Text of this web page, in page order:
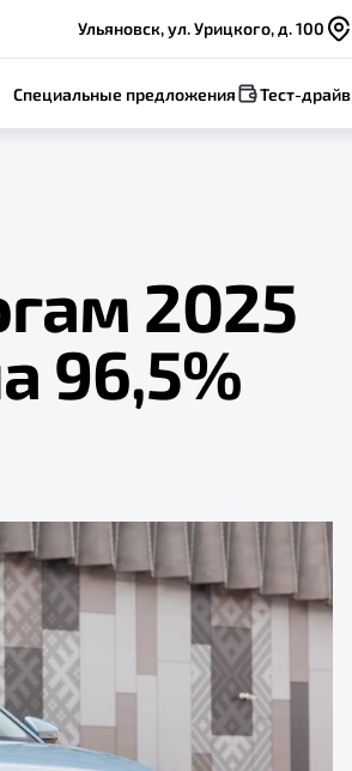
Ульяновск, ул. Урицкого, д. 100
Специальные предложения Тест-драйв
2025
96,5%